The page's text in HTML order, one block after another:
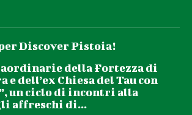
Discover Pistoia!
della Fortezza di
e dell’ex Chiesa del Tau con
un ciclo di incontri alla
affreschi di...